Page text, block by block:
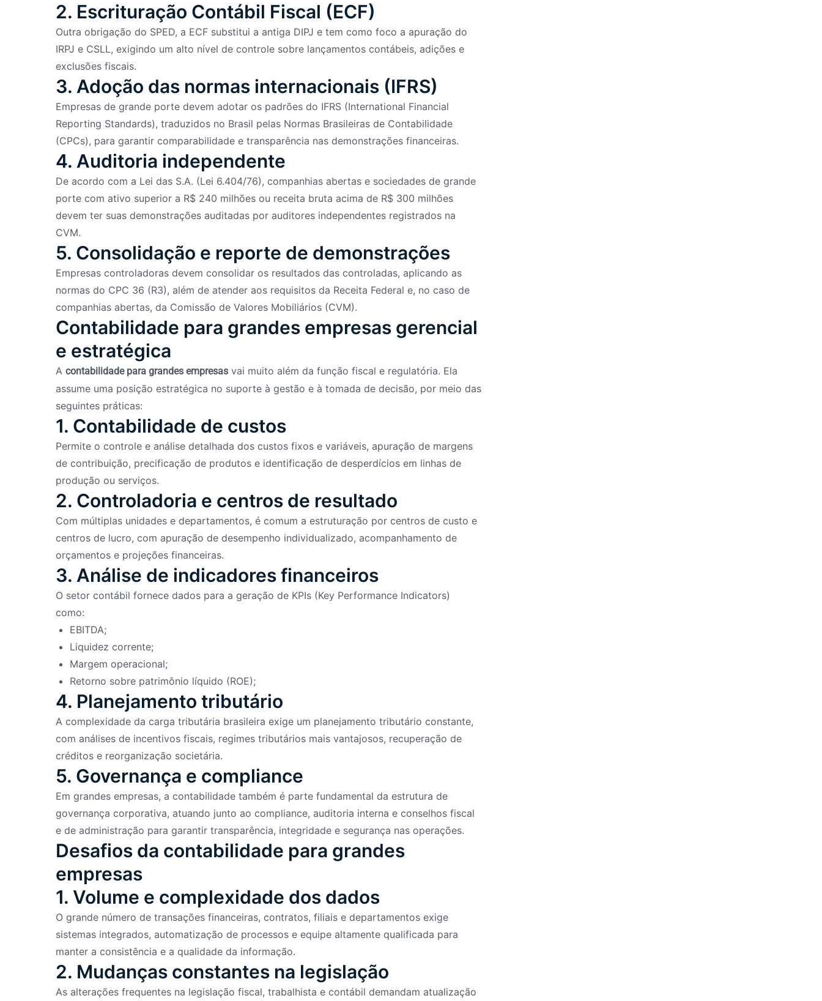
2. Escrituração Contábil Fiscal (ECF)
Outra obrigação do SPED, a ECF substitui a antiga DIPJ e tem como foco a apuração do
IRPJ e CSLL, exigindo um alto nível de controle sobre lançamentos contábeis, adições e
exclusões fiscais.
3. Adoção das normas internacionais (IFRS)
Empresas de grande porte devem adotar os padrões do IFRS (International Financial
Reporting Standards), traduzidos no Brasil pelas Normas Brasileiras de Contabilidade
(CPCs), para garantir comparabilidade e transparência nas demonstrações financeiras.
4. Auditoria independente
De acordo com a Lei das S.A. (Lei 6.404/76), companhias abertas e sociedades de grande
porte com ativo superior a R$ 240 milhões ou receita bruta acima de R$ 300 milhões
devem ter suas demonstrações auditadas por auditores independentes registrados na
CVM.
5. Consolidação e reporte de demonstrações
Empresas controladoras devem consolidar os resultados das controladas, aplicando as
normas do CPC 36 (R3), além de atender aos requisitos da Receita Federal e, no caso de
companhias abertas, da Comissão de Valores Mobiliários (CVM).
Contabilidade para grandes empresas gerencial
e estratégica
A contabilidade para grandes empresasvai muito além da função fiscal e regulatória. Ela
assume uma posição estratégica no suporte à gestão e à tomada de decisão, por meio das
seguintes práticas:
1. Contabilidade de custos
Permite o controle e análise detalhada dos custos fixos e variáveis, apuração de margens
de contribuição, precificação de produtos e identificação de desperdícios em linhas de
produção ou serviços.
2. Controladoria e centros de resultado
Com múltiplas unidades e departamentos, é comum a estruturação por centros de custo e
centros de lucro, com apuração de desempenho individualizado, acompanhamento de
orçamentos e projeções financeiras.
3. Análise de indicadores financeiros
O setor contábil fornece dados para a geração de KPIs (Key Performance Indicators)
como:
EBITDA;
Liquidez corrente;
Margem operacional;
Retorno sobre patrimônio líquido (ROE);
4. Planejamento tributário
A complexidade da carga tributária brasileira exige um planejamento tributário constante,
com análises de incentivos fiscais, regimes tributários mais vantajosos, recuperação de
créditos e reorganização societária.
5. Governança e compliance
Em grandes empresas, a contabilidade também é parte fundamental da estrutura de
governança corporativa, atuando junto ao compliance, auditoria interna e conselhos fiscal
e de administração para garantir transparência, integridade e segurança nas operações.
Desafios da contabilidade para grandes
empresas
1. Volume e complexidade dos dados
O grande número de transações financeiras, contratos, filiais e departamentos exige
sistemas integrados, automatização de processos e equipe altamente qualificada para
manter a consistência e a qualidade da informação.
2. Mudanças constantes na legislação
As alterações frequentes na legislação fiscal, trabalhista e contábil demandam atualização